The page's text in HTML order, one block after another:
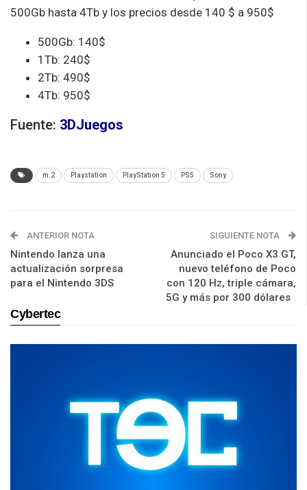
500Gb hasta 4Tb y los precios desde 140 $ a 950$
500Gb: 140$
1Tb: 240$
2Tb: 490$
4Tb: 950$
Fuente: 3DJuegos
m.2 Playstation PlayStation 5 PS5 Sony
ANTERIOR NOTA
Nintendo lanza una
actualización sorpresa
para el Nintendo 3DS
SIGUIENTE NOTA
Anunciado el Poco X3 GT,
nuevo teléfono de Poco
con 120 Hz, triple cámara,
5G y más por 300 dólares
Cybertec